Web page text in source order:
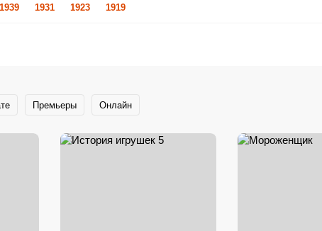
1939 1931 1923 1919
Премьеры Онлайн